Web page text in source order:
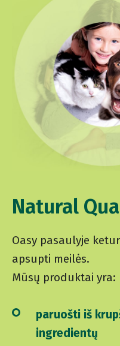
Natural
Oasy pasaulyje
apsupti meilės.
Mūsų produktai yra:
paruošti iš
ingredientų